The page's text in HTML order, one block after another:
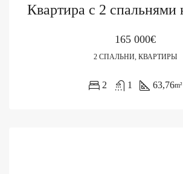
165 000€
2 СПАЛЬНИ, КВАРТИРЫ
2 1 63,76m²